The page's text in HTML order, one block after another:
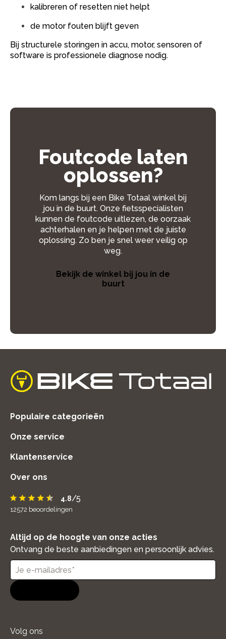
kalibreren of resetten niet helpt
de motor fouten blijft geven
Bij structurele storingen in accu, motor, sensoren of
software is professionele diagnose nodig.
Foutcode laten
oplossen?
Kom langs bij een Bike Totaal winkel bij
jou in de buurt. Onze fietsspecialisten
kunnen de foutcode uitlezen, de oorzaak
achterhalen en je helpen met de juiste
oplossing. Zo ben je snel weer veilig op
weg.
Bekijk de winkel bij jou in de
buurt
home
Populaire categorieën
Onze service
Klantenservice
Over ons
4.8/5
12572 beoordelingen
Altijd op de hoogte van onze acties
Ontvang de beste aanbiedingen en persoonlijk advies.
Volg ons